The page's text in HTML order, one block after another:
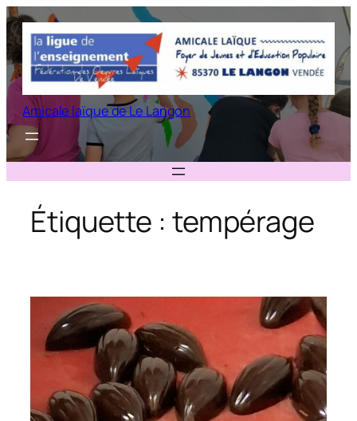
Aller
au
contenu
Amicale laïque de Le Langon
Étiquette : tempérage